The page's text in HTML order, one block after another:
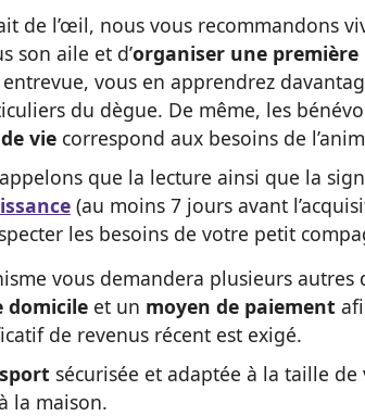
de l’œil, nous vous recommandons
son aile et d’organiser une
vous en apprendrez
du dègue. De même, les
vie correspond aux besoins de
que la lecture ainsi que la
(au moins 7 jours avant
les besoins de votre petit
vous demandera plusieurs
domicile et un moyen de paiement
de revenus récent est exigé.
sécurisée et adaptée à la taille de
la maison.